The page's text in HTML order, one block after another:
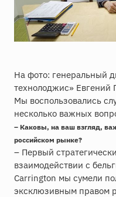
На фото: генеральный
технолоджис» Евгений
Мы воспользовались
несколько важных
– Каковы, на ваш взгляд,
российском рынке?
– Первый
взаимодействии с
Carrington мы сумели
эксклюзивным правом